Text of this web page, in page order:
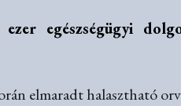
egészségügyi
elmaradt halasztható